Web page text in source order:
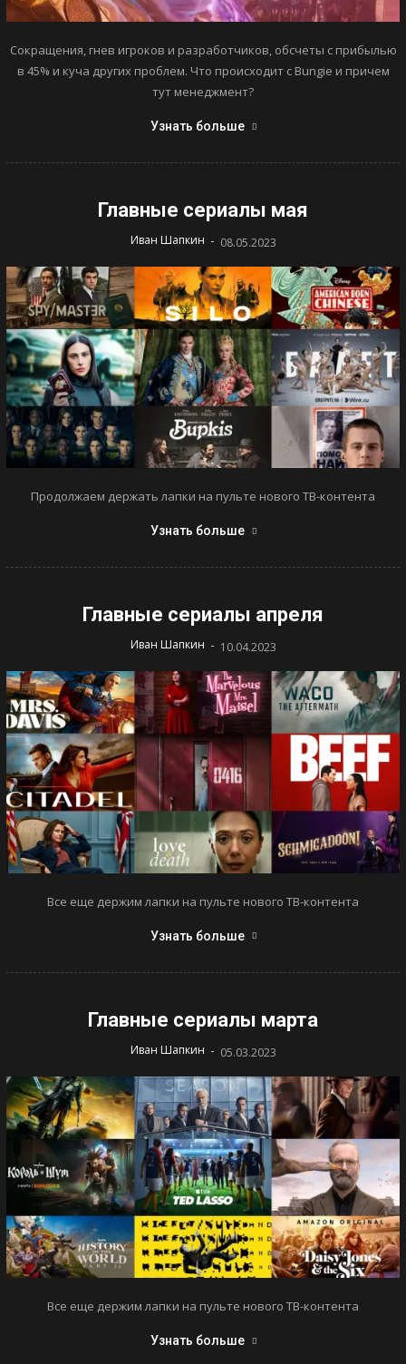
Сокращения, гнев игроков и разработчиков, обсчеты с прибылью
в 45% и куча других проблем. Что происходит с Bungie и причем
тут менеджмент?
Узнать больше
Главные сериалы мая
Иван Шапкин - 08.05.2023
Продолжаем держать лапки на пульте нового ТВ-контента
Узнать больше
Главные сериалы апреля
Иван Шапкин - 10.04.2023
Все еще держим лапки на пульте нового ТВ-контента
Узнать больше
Главные сериалы марта
Иван Шапкин - 05.03.2023
Все еще держим лапки на пульте нового ТВ-контента
Узнать больше